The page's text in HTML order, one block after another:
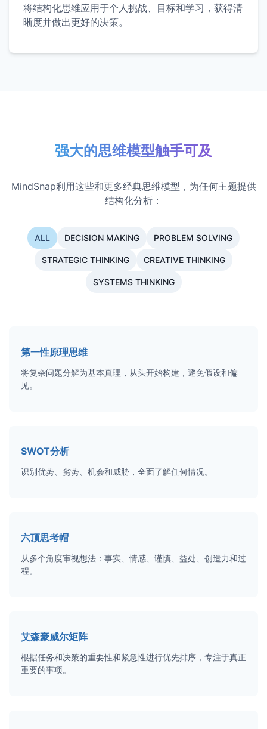
将结构化思维应用于个人挑战、目标和学习，获得清
晰度并做出更好的决策。
强大的思维模型触手可及
MindSnap利用这些和更多经典思维模型，为任何主题提供
结构化分析：
ALL DECISION MAKING PROBLEM SOLVING
STRATEGIC THINKING CREATIVE THINKING
SYSTEMS THINKING
第一性原理思维
将复杂问题分解为基本真理，从头开始构建，避免假设和偏
见。
SWOT分析
识别优势、劣势、机会和威胁，全面了解任何情况。
六顶思考帽
从多个角度审视想法：事实、情感、谨慎、益处、创造力和过
程。
艾森豪威尔矩阵
根据任务和决策的重要性和紧急性进行优先排序，专注于真正
重要的事项。